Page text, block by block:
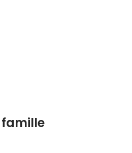
famille